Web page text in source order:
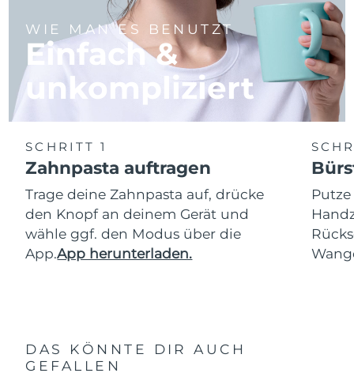
WIE MAN ES BENUTZT
Einfach &
unkompliziert
SCHRITT 1
Zahnpasta auftragen
Trage deine Zahnpasta auf, drücke
den Knopf an deinem Gerät und
wähle ggf. den Modus über die
App.App herunterladen.
DAS KÖNNTE DIR AUCH
GEFALLEN